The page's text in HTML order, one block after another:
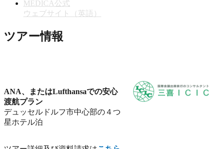
MEDICA公式
ウェブサイト（英語）
ツアー情報
ANA、またはLufthansaでの安心
渡航プラン
デュッセルドルフ市中心部の４つ
星ホテル泊